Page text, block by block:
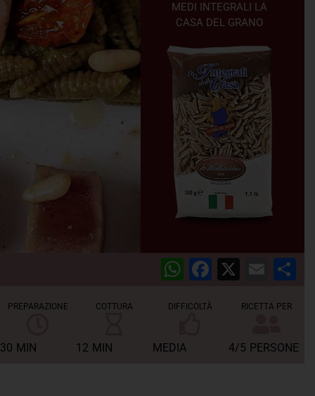
MEDI INTEGRALI LA
CASA DEL GRANO
WhatsApp
Facebook
X
PREPARAZIONE
30 MIN
COTTURA
12 MIN
DIFFICOLTÀ
MEDIA
RICETTA PER
4/5 PERSONE